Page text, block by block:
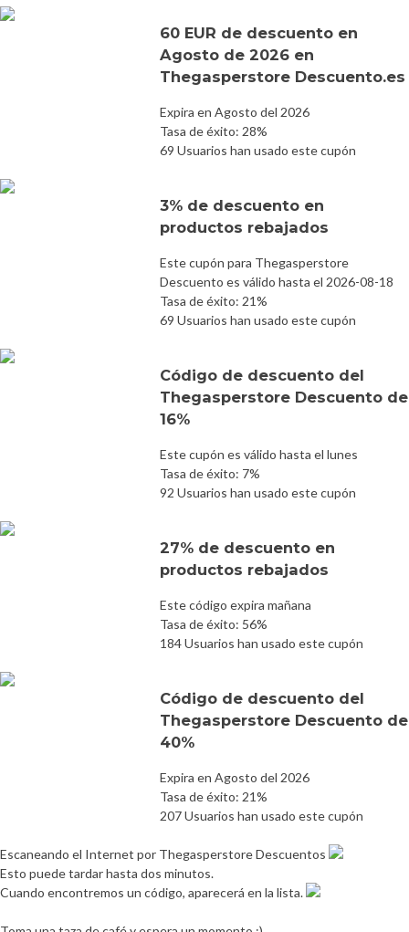
60 EUR de descuento en
Agosto de 2026 en
Thegasperstore Descuento.es
Expira en Agosto del 2026
Tasa de éxito: 28%
69 Usuarios han usado este cupón
3% de descuento en
productos rebajados
Este cupón para Thegasperstore
Descuento es válido hasta el 2026-08-18
Tasa de éxito: 21%
69 Usuarios han usado este cupón
Código de descuento del
Thegasperstore Descuento de
16%
Este cupón es válido hasta el lunes
Tasa de éxito: 7%
92 Usuarios han usado este cupón
27% de descuento en
productos rebajados
Este código expira mañana
Tasa de éxito: 56%
184 Usuarios han usado este cupón
Código de descuento del
Thegasperstore Descuento de
40%
Expira en Agosto del 2026
Tasa de éxito: 21%
207 Usuarios han usado este cupón
Escaneando el Internet por Thegasperstore Descuentos
Esto puede tardar hasta dos minutos.
Cuando encontremos un código, aparecerá en la lista.